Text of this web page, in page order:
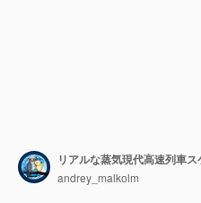
andrey_malkolm